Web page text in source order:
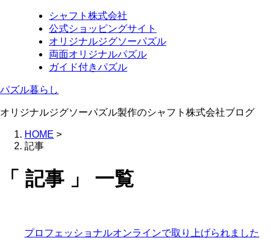
シャフト株式会社
公式ショッピングサイト
オリジナルジグソーパズル
両面オリジナルパズル
ガイド付きパズル
パズル暮らし
オリジナルジグソーパズル製作のシャフト株式会社ブログ
HOME >
記事
「 記事 」 一覧
プロフェッショナルオンラインで取り上げられました